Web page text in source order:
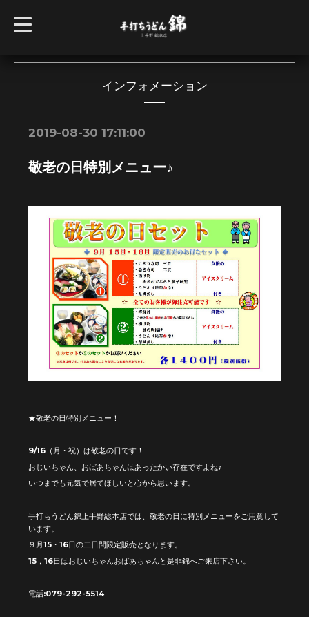
t
o
l
インフォメーション
2019-08-30 17:11:00
敬老の日特別メニュー♪
★敬老の日特別メニュー！
9/16（月・祝）は敬老の日です！
おじいちゃん、おばあちゃんはあったかい存在ですよね♪
いつまでも元気で居てほしいと心から思います。
手打ちうどん錦上手野総本店では、敬老の日に特別メニューをご用意して
います。
９月15・16日の二日間限定販売となります。
15，16日はおじいちゃんおばあちゃんと是非錦へご来店下さい。
電話:079-292-5514